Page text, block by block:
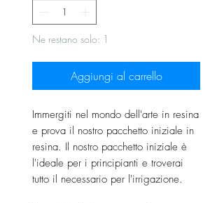
Ne restano solo: 1
Aggiungi al carrello
Immergiti nel mondo dell'arte in resina
e prova il nostro pacchetto iniziale in
resina. Il nostro pacchetto iniziale è
l'ideale per i principianti e troverai
tutto il necessario per l'irrigazione.